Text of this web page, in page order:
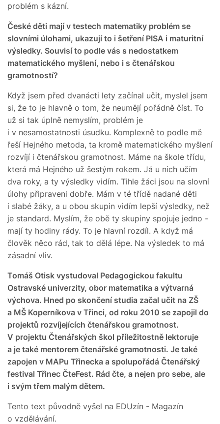
problém s kázní.
České děti mají v testech matematiky problém se
slovními úlohami, ukazují to i šetření PISA i maturitní
výsledky. Souvisí to podle vás s nedostatkem
matematického myšlení, nebo i s čtenářskou
gramotností?
Když jsem před dvanácti lety začínal učit, myslel jsem
si, že to je hlavně o tom, že neumějí pořádně číst. To
už si tak úplně nemyslím, problém je
i v nesamostatnosti úsudku. Komplexně to podle mě
řeší Hejného metoda, ta kromě matematického myšlení
rozvíjí i čtenářskou gramotnost. Máme na škole třídu,
která má Hejného už šestým rokem. Já u nich učím
dva roky, a ty výsledky vidím. Tihle žáci jsou na slovní
úlohy připraveni dobře. Mám v té třídě nadané děti
i slabé žáky, a u obou skupin vidím lepší výsledky, než
je standard. Myslím, že obě ty skupiny spojuje jedno -
mají ty hodiny rády. To je hlavní rozdíl. A když má
člověk něco rád, tak to dělá lépe. Na výsledek to má
zásadní vliv.
Tomáš Otisk vystudoval Pedagogickou fakultu
Ostravské univerzity, obor matematika a výtvarná
výchova. Hned po skončení studia začal učit na ZŠ
a MŠ Koperníkova v Třinci, od roku 2010 se zapojil do
projektů rozvíjejících čtenářskou gramotnost.
V projektu Čtenářských škol příležitostně lektoruje
a je také mentorem čtenářské gramotnosti. Je také
zapojen v MAPu Třinecka a spolupořádá Čtenářský
festival Třinec ČteFest. Rád čte, a nejen pro sebe, ale
i svým třem malým dětem.
Tento text původně vyšel na EDUzín - Magazín
o vzdělávání.